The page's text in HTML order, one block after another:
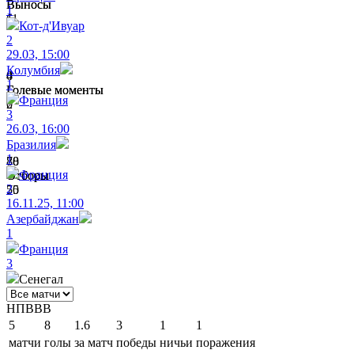
Выносы
11
0
Голевые моменты
2
80
Отборы
75
Выносы
6
4
Голевые моменты
0
78
Отборы
50
1
Кот-д'Ивуар
2
29.03, 15:00
Колумбия
1
Франция
3
26.03, 16:00
Бразилия
1
Франция
2
16.11.25, 11:00
Азербайджан
1
Франция
3
Сенегал
НПВВВ
5
8 1.6 3 1
1
матчи голы за матч победы ничьи поражения